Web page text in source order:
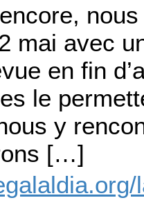
mai avec
en fin
le
y
[…]